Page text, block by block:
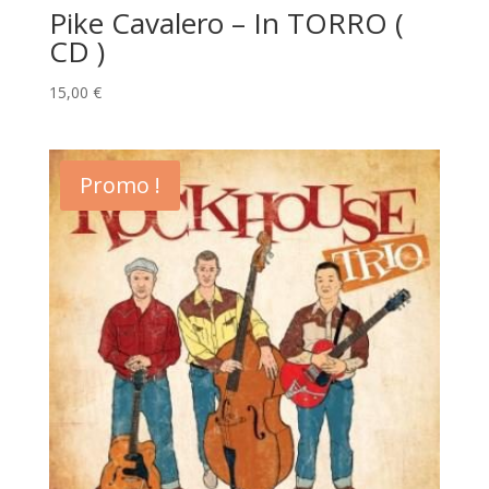
Pike Cavalero – In TORRO (
CD )
15,00 €
Promo !